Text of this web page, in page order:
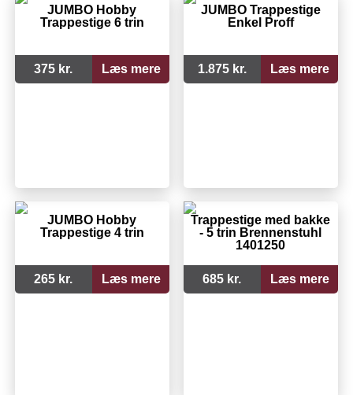
JUMBO Hobby
Trappestige 6 trin
375 kr. Læs mere
JUMBO Trappestige
Enkel Proff
1.875 kr. Læs mere
JUMBO Hobby
Trappestige 4 trin
265 kr. Læs mere
Trappestige med bakke
- 5 trin Brennenstuhl
1401250
685 kr. Læs mere